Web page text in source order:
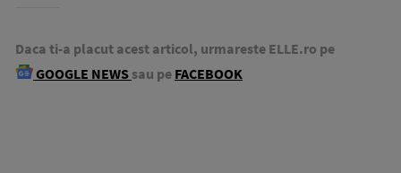
Daca ti-a placut acest articol, urmareste ELLE.ro pe
GOOGLE NEWS sau pe FACEBOOK